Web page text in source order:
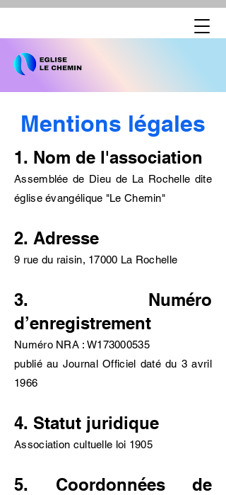
Mentions légales
1. Nom de l'association
Assemblée de Dieu de La Rochelle dite
église évangélique "Le Chemin"
2. Adresse
9 rue du raisin, 17000 La Rochelle
3. Numéro
d’enregistrement
Numéro NRA : W173000535
publié au Journal Officiel daté du 3 avril
1966
4. Statut juridique
Association cultuelle loi 1905
5. Coordonnées de